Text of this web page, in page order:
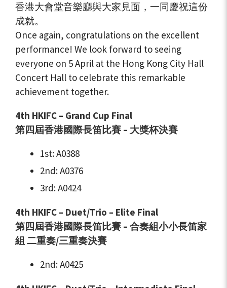
香港大會堂音樂廳與大家見面，一同慶祝這份
成就。
Once again, congratulations on the excellent
performance! We look forward to seeing
everyone on 5 April at the Hong Kong City Hall
Concert Hall to celebrate this remarkable
achievement together.
4th HKIFC – Grand Cup Final
第四屆香港國際長笛比賽 – 大獎杯決賽
1st: A0388
2nd: A0376
3rd: A0424
4th HKIFC – Duet/Trio – Elite Final
第四屆香港國際長笛比賽 – 合奏組小小長笛家
組二重奏/三重奏決賽
2nd: A0425